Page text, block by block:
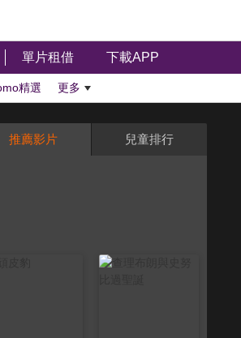
單片租借 下載APP
精選 更多
推薦影片 兒童排行